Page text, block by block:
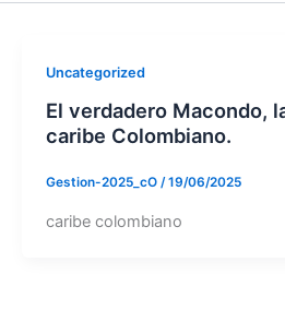
Uncategorized
El verdadero Macondo,
caribe Colombiano.
Gestion-2025_cO /19/06/2025
caribe colombiano